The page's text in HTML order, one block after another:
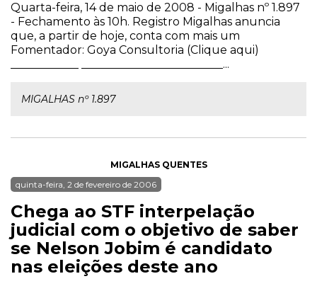
Quarta-feira, 14 de maio de 2008 - Migalhas nº 1.897
- Fechamento às 10h. Registro Migalhas anuncia
que, a partir de hoje, conta com mais um
Fomentador: Goya Consultoria (Clique aqui)
____________ _________________________...
MIGALHAS nº 1.897
MIGALHAS QUENTES
quinta-feira, 2 de fevereiro de 2006
Chega ao STF interpelação
judicial com o objetivo de saber
se Nelson Jobim é candidato
nas eleições deste ano